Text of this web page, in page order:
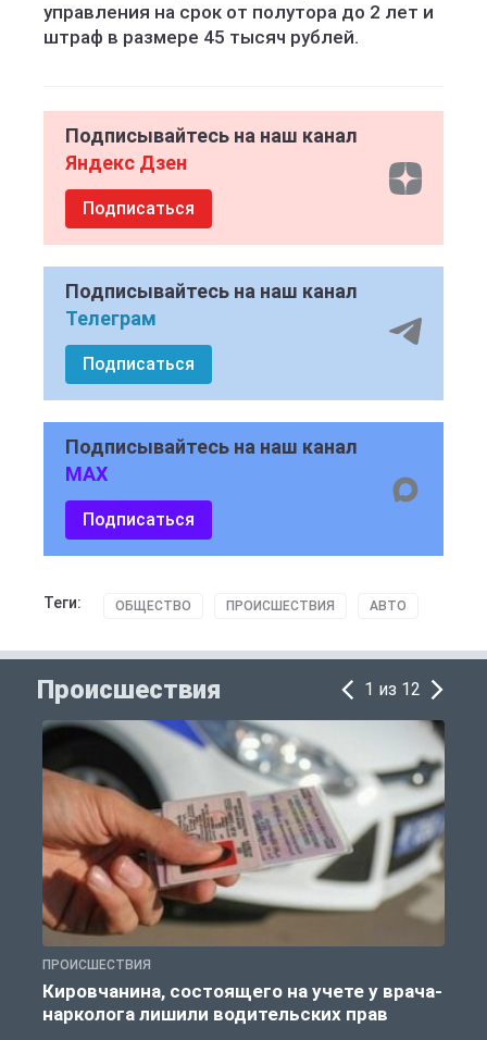
управления на срок от полутора до 2 лет и
штраф в размере 45 тысяч рублей.
Подписывайтесь на наш канал
Яндекс Дзен
Подписаться
Подписывайтесь на наш канал
Телеграм
Подписаться
Подписывайтесь на наш канал
MAX
Подписаться
Теги: ОБЩЕСТВО ПРОИСШЕСТВИЯ АВТО
Происшествия 1 из 12
ПРОИСШЕСТВИЯ
Кировчанина, состоящего на учете у врача-
нарколога лишили водительских прав